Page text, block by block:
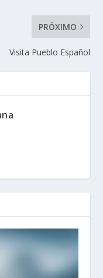
PRÓXIMO
Visita Pueblo Español